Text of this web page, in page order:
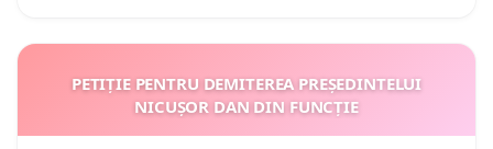
PETIȚIE PENTRU DEMITEREA PREȘEDINTELUI
NICUȘOR DAN DIN FUNCȚIE